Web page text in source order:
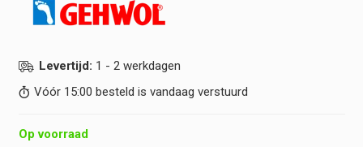
Levertijd: 1 - 2 werkdagen
Vóór 15:00 besteld is vandaag verstuurd
Op voorraad